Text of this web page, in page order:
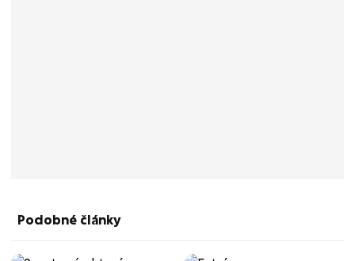
Podobné články